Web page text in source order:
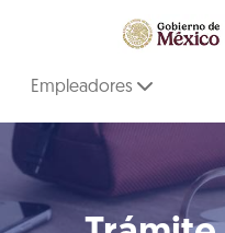
Empleadores